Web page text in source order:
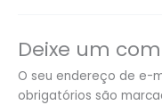
Deixe um
O seu endereço de e-
obrigatórios são